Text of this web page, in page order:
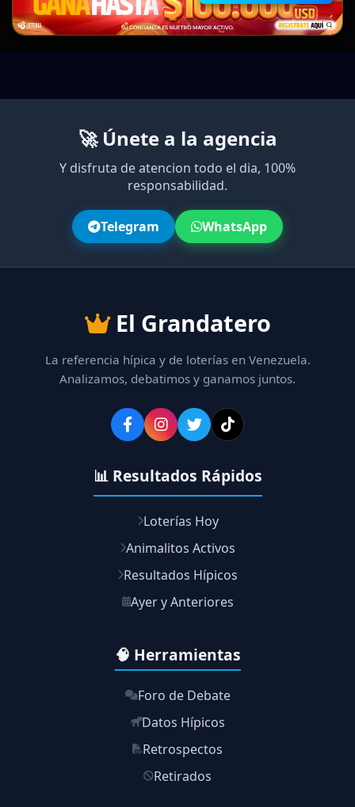
🚀 Únete a la agencia
Y disfruta de atencion todo el dia, 100%
responsabilidad.
Telegram WhatsApp
El Grandatero
La referencia hípica y de loterías en Venezuela.
Analizamos, debatimos y ganamos juntos.
📊 Resultados Rápidos
Loterías Hoy
Animalitos Activos
Resultados Hípicos
Ayer y Anteriores
🧠 Herramientas
Foro de Debate
Datos Hípicos
Retrospectos
Retirados